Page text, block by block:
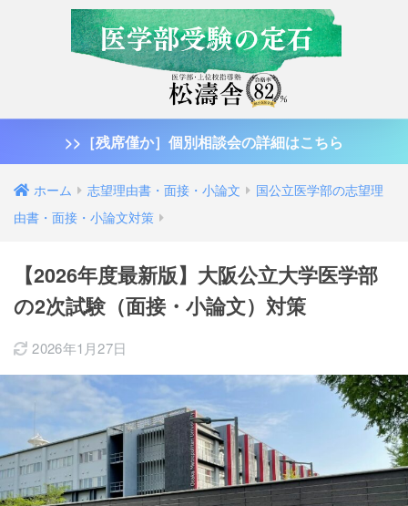
>>［残席僅か］個別相談会の詳細はこちら
ホーム 志望理由書・面接・小論文
国公立医学部の志望理
由書・面接・小論文対策
【2026年度最新版】大阪公立大学医学部
の2次試験（面接・小論文）対策
2026年1月27日